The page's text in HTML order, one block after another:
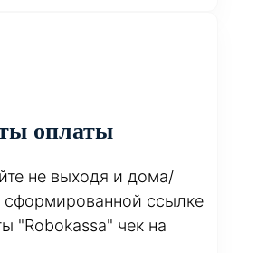
оплаты
не выходя и дома/
сформированной ссылке
"Robokassa" чек на